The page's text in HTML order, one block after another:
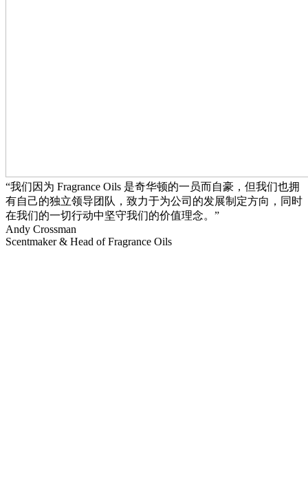
“我们因为 Fragrance Oils 是奇华顿的一员而自豪，但我们也拥
有自己的独立领导团队，致力于为公司的发展制定方向，同时
在我们的一切行动中坚守我们的价值理念。”
Andy Crossman
Scentmaker & Head of Fragrance Oils